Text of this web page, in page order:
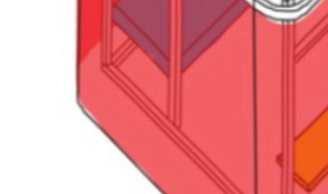
dove gli arredi per ufficio possono essere abitati.
Konzept stesso, la Konzepthalle6 presenta anche un
e concerti, e una sala espositiva. Das Konzept si
eccellenza per il design e per l’architettura,
proprio modo di pensare lo spazio d’interni. Al Fuori
presenterà due progetti che affrontano due delle
di lavoro contemporaneo: l’acustica e la flessibilità.
Luca e Antonio Scarponi è un modulo di 2m x 2m x
estemporaneo i grandi involucri dismessi della città